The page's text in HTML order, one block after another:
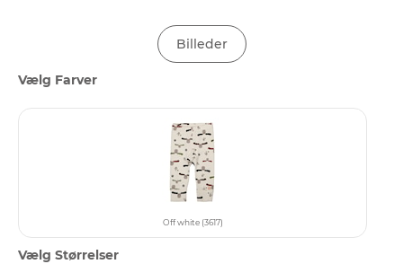
Billeder
Vælg Farver
Off white (3617)
Vælg Størrelser